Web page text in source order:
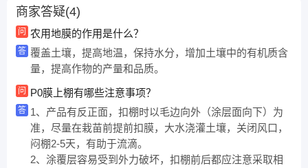
商家答疑(4)
问 农用地膜的作用是什么？
答 覆盖土壤，提高地温，保持水分，增加土壤中的有机质含
量，提高作物的产量和品质。
问 P0膜上棚有哪些注意事项？
答 1、产品有反正面，扣棚时以毛边向外（涂层面向下）为
准，尽量在栽苗前提前扣膜，大水浇灌土壤，关闭风口，
闷棚2-5天，有助于流滴。
2、涂覆层容易受到外力破坏，扣棚前后都应注意采取相